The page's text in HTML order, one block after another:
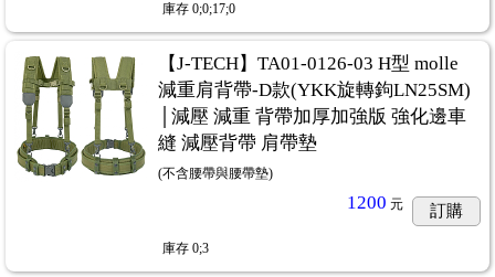
庫存 0;0;17;0
【J-TECH】TA01-0126-03 H型 molle
減重肩背帶-D款(YKK旋轉鉤LN25SM)
│減壓 減重 背帶加厚加強版 強化邊車
縫 減壓背帶 肩帶墊
(不含腰帶與腰帶墊)
1200 元 訂購
庫存 0;3